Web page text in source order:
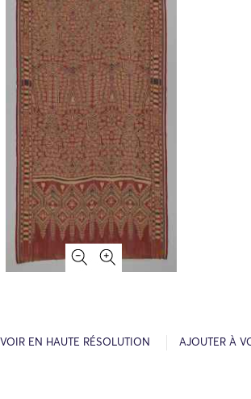
VOIR EN HAUTE RÉSOLUTION AJOUTER À